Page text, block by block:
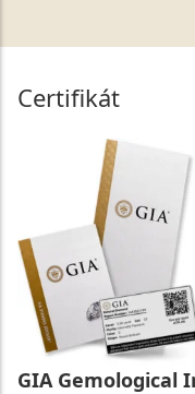
Certifikát
GIA Gemological